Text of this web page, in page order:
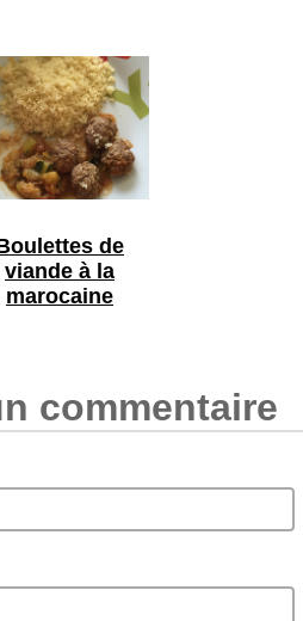
de
viande à la
marocaine
commentaire